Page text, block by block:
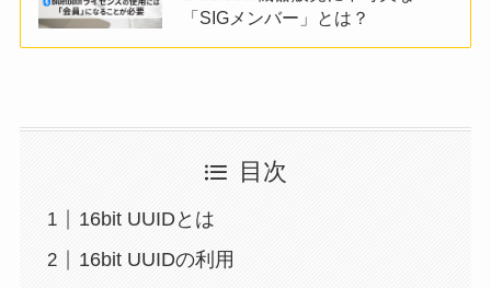
「SIGメンバー」とは？
目次
16bit UUIDとは
16bit UUIDの利用